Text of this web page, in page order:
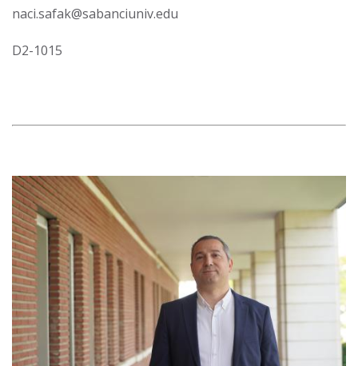
naci.safak@sabanciuniv.edu
D2-1015
Görsel